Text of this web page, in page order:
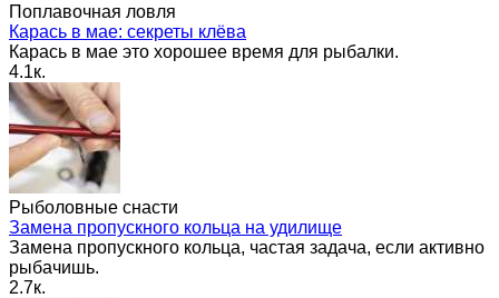
Поплавочная ловля
Карась в мае: секреты клёва
Карась в мае это хорошее время для рыбалки.
4.1к.
Рыболовные снасти
Замена пропускного кольца на удилище
Замена пропускного кольца, частая задача, если активно
рыбачишь.
2.7к.